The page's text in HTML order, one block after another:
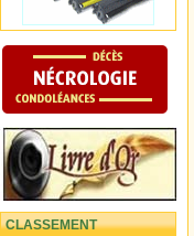
CLASSEMENT